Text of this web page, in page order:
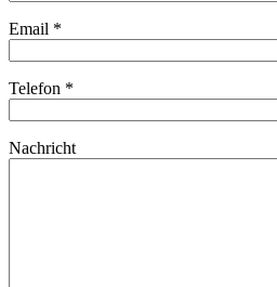
Email *
Telefon *
Nachricht